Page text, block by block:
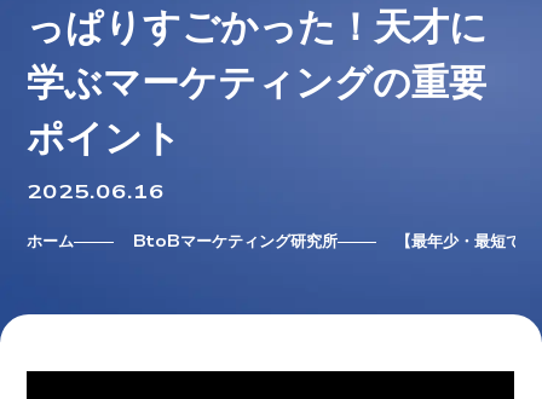
っぱりすごかった！天才に
学ぶマーケティングの重要
ポイント
2025.06.16
ホーム BtoBマーケティング研究所 【最年少・最短で